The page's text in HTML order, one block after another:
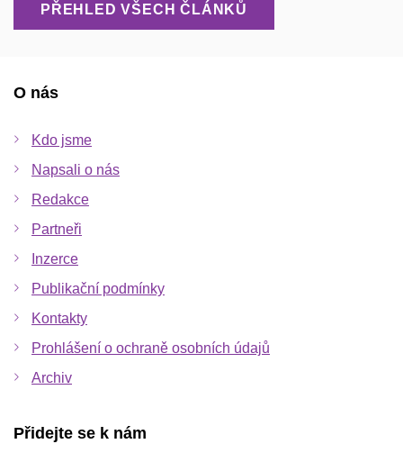
PŘEHLED VŠECH ČLÁNKŮ
O nás
Kdo jsme
Napsali o nás
Redakce
Partneři
Inzerce
Publikační podmínky
Kontakty
Prohlášení o ochraně osobních údajů
Archiv
Přidejte se k nám